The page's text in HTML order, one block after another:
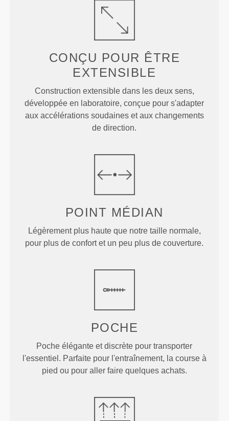
CONÇU POUR ÊTRE
EXTENSIBLE
Construction extensible dans les deux sens,
développée en laboratoire, conçue pour s'adapter
aux accélérations soudaines et aux changements
de direction.
POINT MÉDIAN
Légèrement plus haute que notre taille normale,
pour plus de confort et un peu plus de couverture.
POCHE
Poche élégante et discrète pour transporter
l'essentiel. Parfaite pour l'entraînement, la course à
pied ou pour aller faire quelques achats.